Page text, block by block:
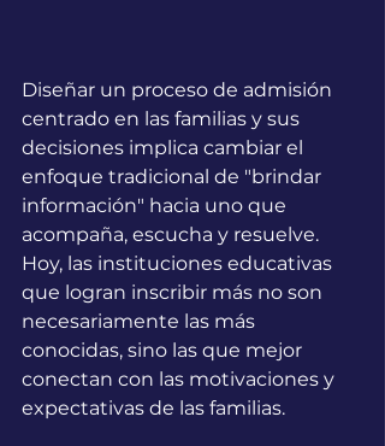
Diseñar un proceso de admisión
centrado en las familias y sus
decisiones implica cambiar el
enfoque tradicional de "brindar
información" hacia uno que
acompaña, escucha y resuelve.
Hoy, las instituciones educativas
que logran inscribir más no son
necesariamente las más
conocidas, sino las que mejor
conectan con las motivaciones y
expectativas de las familias.